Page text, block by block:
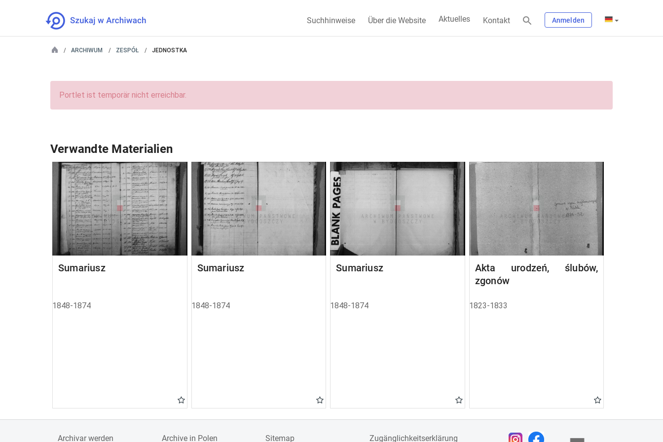
Suchhinweise Über die Website Aktuelles Kontakt Anmelden
ARCHIWUM ZESPÓŁ JEDNOSTKA
Portlet ist temporär nicht erreichbar.
Verwandte Materialien
Sumariusz
1848-1874
Sumariusz
1848-1874
Sumariusz
1848-1874
Akta urodzeń, ślubów,
zgonów
1823-1833
Archivar werden Archive in Polen Sitemap Zugänglichkeitserklärung